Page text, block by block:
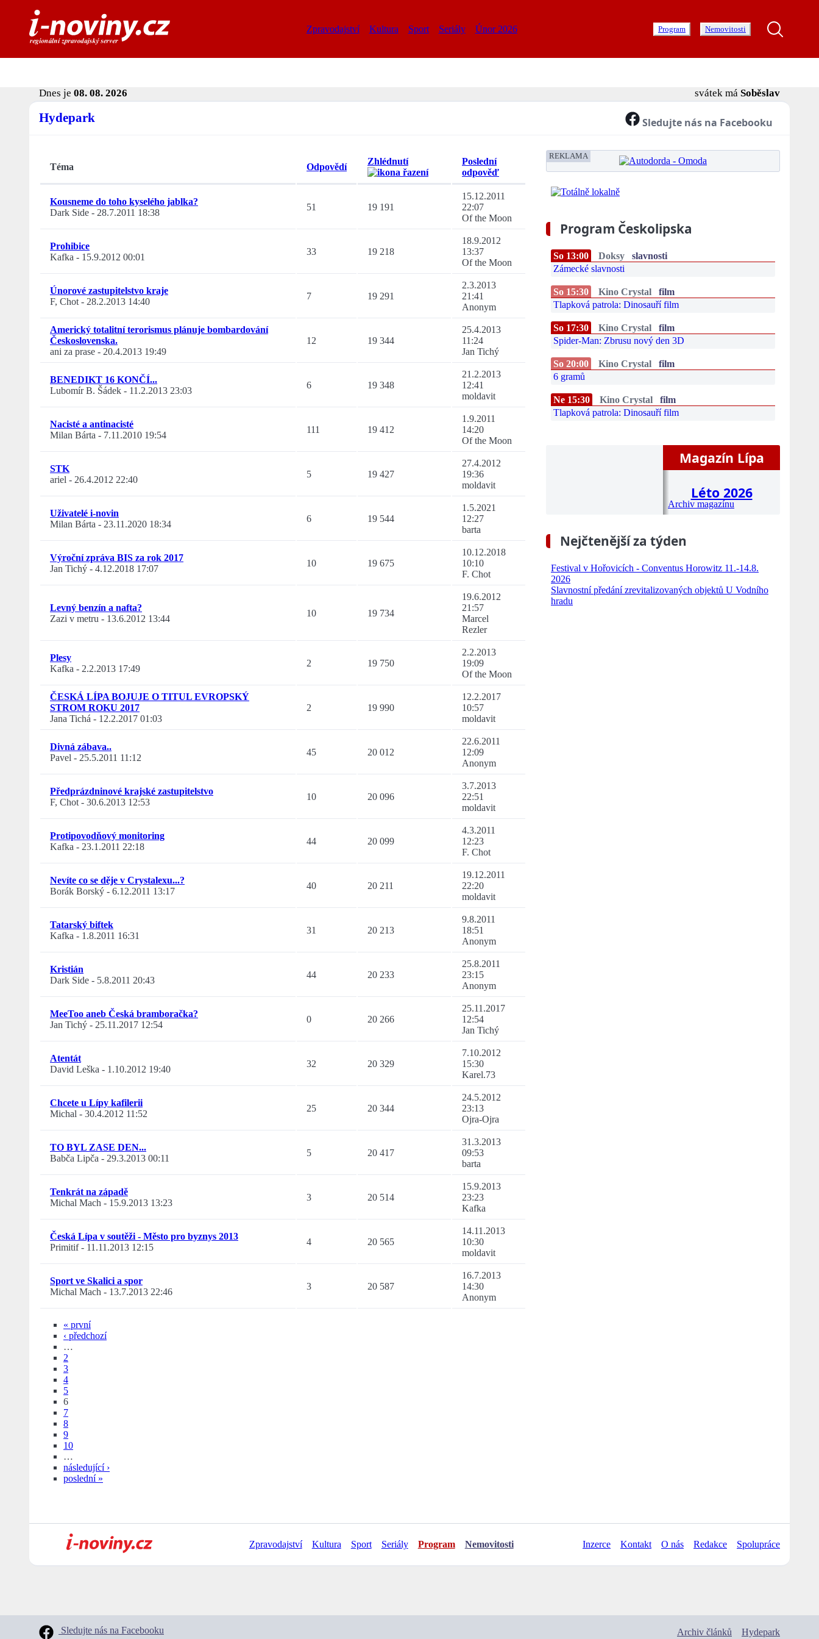
Zpravodajství Kultura Sport Seriály Únor 2026 Program Nemovitosti
Dnes je 08. 08. 2026 svátek má Soběslav
Hydepark Sledujte nás na Facebooku
Téma Odpovědí
Zhlédnutí
Poslední
odpověď
Kousneme do toho kyselého jablka?
Dark Side - 28.7.2011 18:38
51 19 191
15.12.2011
22:07
Of the Moon
Prohibice
Kafka - 15.9.2012 00:01
33 19 218
18.9.2012
13:37
Of the Moon
Únorové zastupitelstvo kraje
F, Chot- 28.2.2013 14:40
7 19 291
2.3.2013
21:41
Anonym
Americký totalitní terorismus plánuje bombardování
Československa.
ani za prase - 20.4.2013 19:49
12 19 344
25.4.2013
11:24
Jan Tichý
BENEDIKT 16 KONČÍ...
Lubomír B. Šádek - 11.2.2013 23:03
6 19 348
21.2.2013
12:41
moldavit
Nacisté a antinacisté
Milan Bárta - 7.11.2010 19:54
111 19 412
1.9.2011
14:20
Of the Moon
STK
ariel - 26.4.2012 22:40
5 19 427
27.4.2012
19:36
moldavit
Uživatelé i-novin
Milan Bárta - 23.11.2020 18:34
6 19 544
1.5.2021
12:27
barta
Výroční zpráva BIS za rok 2017
Jan Tichý - 4.12.2018 17:07
10 19 675
10.12.2018
10:10
F. Chot
Levný benzín a nafta?
Zazi v metru - 13.6.2012 13:44
10 19 734
19.6.2012
21:57
Marcel
Rezler
Plesy
Kafka - 2.2.2013 17:49
2 19 750
2.2.2013
19:09
Of the Moon
ČESKÁ LÍPA BOJUJE O TITUL EVROPSKÝ
STROM ROKU 2017
Jana Tichá - 12.2.2017 01:03
2 19 990
12.2.2017
10:57
moldavit
Divná zábava..
Pavel - 25.5.2011 11:12
45 20 012
22.6.2011
12:09
Anonym
Předprázdninové krajské zastupitelstvo
F, Chot- 30.6.2013 12:53
10 20 096
3.7.2013
22:51
moldavit
Protipovodňový monitoring
Kafka - 23.1.2011 22:18
44 20 099
4.3.2011
12:23
F. Chot
Nevíte co se děje v Crystalexu...?
Borák Borský - 6.12.2011 13:17
40 20 211
19.12.2011
22:20
moldavit
Tatarský biftek
Kafka - 1.8.2011 16:31
31 20 213
9.8.2011
18:51
Anonym
Kristián
Dark Side - 5.8.2011 20:43
44 20 233
25.8.2011
23:15
Anonym
MeeToo aneb Česká bramboračka?
Jan Tichý - 25.11.2017 12:54
0 20 266
25.11.2017
12:54
Jan Tichý
Atentát
David Leška - 1.10.2012 19:40
32 20 329
7.10.2012
15:30
Karel.73
Chcete u Lípy kafilerii
Michal - 30.4.2012 11:52
25 20 344
24.5.2012
23:13
Ojra-Ojra
TO BYL ZASE DEN...
Babča Lipča - 29.3.2013 00:11
5 20 417
31.3.2013
09:53
barta
Tenkrát na západě
Michal Mach - 15.9.2013 13:23
3 20 514
15.9.2013
23:23
Kafka
Česká Lípa v soutěži - Město pro byznys 2013
Primitif- 11.11.2013 12:15
4 20 565
14.11.2013
10:30
moldavit
Sport ve Skalici a spor
Michal Mach - 13.7.2013 22:46
3 20 587
16.7.2013
14:30
Anonym
« první
‹ předchozí
…
2
3
4
5
6
7
8
9
10
…
následující ›
poslední »
REKLAMA
Program Českolipska
So 13:00 Doksy
slavnosti
Zámecké slavnosti
So 15:30 Kino Crystal
film
Tlapková patrola: Dinosauří film
So 17:30 Kino Crystal
film
Spider-Man: Zbrusu nový den 3D
So 20:00 Kino Crystal
film
6 gramů
Ne 15:30 Kino Crystal
film
Tlapková patrola: Dinosauří film
Magazín Lípa
Léto 2026
Archiv magazínu
Nejčtenější za týden
Festival v Hořovicích - Conventus Horowitz 11.-14.8.
2026
Slavnostní předání zrevitalizovaných objektů U Vodního
hradu
Zpravodajství Kultura Sport Seriály Program Nemovitosti Inzerce Kontakt O nás Redakce Spolupráce
Sledujte nás na Facebooku Archiv článků Hydepark